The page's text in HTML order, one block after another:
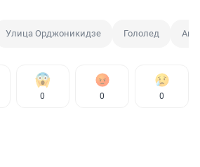
Улица Орджоникидзе Гололед
0 0 0